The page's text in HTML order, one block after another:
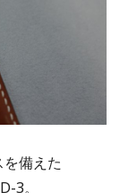
備えた
3。